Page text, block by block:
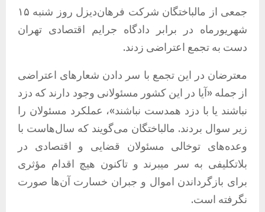
جمعی از مالباختگان شرکت فرهان‌دیزل روز شنبه ۱۵
شهریورماه در برابر دادگاه جرایم اقتصادی تهران
دست به تجمع اعتراضی زدند.
معترضان در این تجمع با سر دادن شعارهای اعتراضی
از جمله «آیا در این کشور مسئولانی وجود دارند که دزد
نباشند یا با دزد همدست نباشند»، عملکرد مسئولان را
زیر سوال بردند. مالباختگان می‌گویند که سال‌هاست با
وعده‌های توخالی مسئولان قضایی و اقتصادی در
بلاتکلیفی به سر میبرند و تاکنون هیچ اقدام مؤثری
برای بازگرداندن اموال و جبران خسارت آن‌ها صورت
نگرفته است.